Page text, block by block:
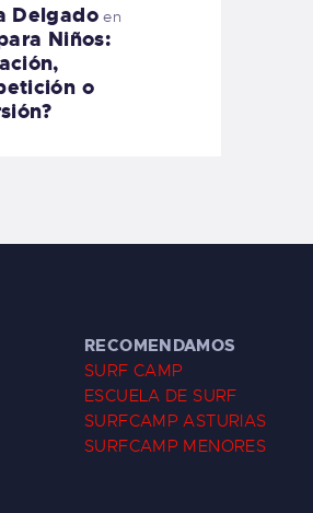
Delgadoen
Niños:
o
RECOMENDAMOS
SURF CAMP
ESCUELA DE SURF
SURFCAMP ASTURIAS
SURFCAMP MENORES